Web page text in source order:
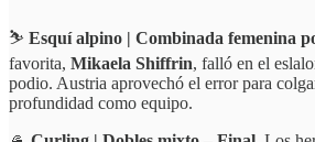
⛷️ Esquí alpino | Combinada femenina
favorita, Mikaela Shiffrin, falló en el
podio. Austria aprovechó el error para
profundidad como equipo.